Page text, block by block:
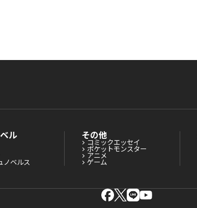
ル
ノベルス
その他
コミックエッセイ
ポケットモンスター
アニメ
ゲーム